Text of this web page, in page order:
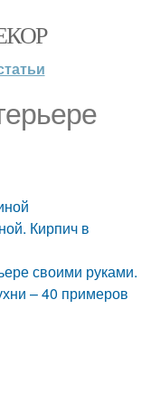
Кирпич в
своими руками.
– 40 примеров